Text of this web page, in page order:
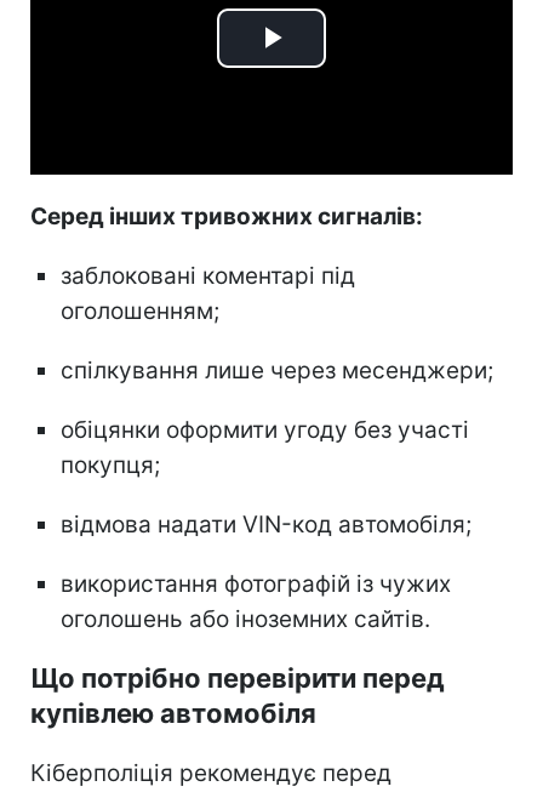
Play
Серед інших тривожних сигналів:
заблоковані коментарі під
оголошенням;
спілкування лише через месенджери;
обіцянки оформити угоду без участі
покупця;
відмова надати VIN-код автомобіля;
використання фотографій із чужих
оголошень або іноземних сайтів.
Що потрібно перевірити перед
купівлею автомобіля
Кіберполіція рекомендує перед